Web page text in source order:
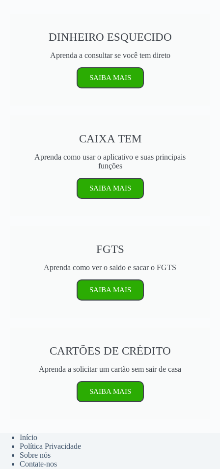
DINHEIRO ESQUECIDO
Aprenda a consultar se você tem direto
SAIBA MAIS
CAIXA TEM
Aprenda como usar o aplicativo e suas principais
funções
SAIBA MAIS
FGTS
Aprenda como ver o saldo e sacar o FGTS
SAIBA MAIS
CARTÕES DE CRÉDITO
Aprenda a solicitar um cartão sem sair de casa
SAIBA MAIS
Início
Política Privacidade
Sobre nós
Contate-nos